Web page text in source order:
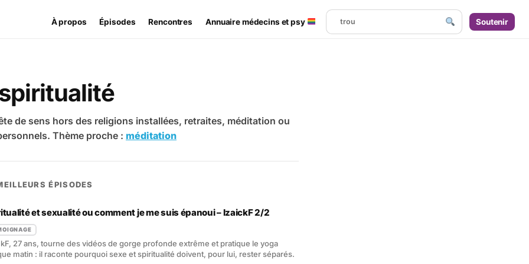
À propos Épisodes Rencontres Annuaire médecins et psy Soutenir
de sens hors des religions installées, retraites, méditation ou
Thème proche : méditation
ÉPISODES
et sexualité ou comment je me suis épanoui – IzaickF 2/2
27 ans, tourne des vidéos de gorge profonde extrême et pratique le yoga
matin : il raconte pourquoi sexe et spiritualité doivent, pour lui, rester séparés.